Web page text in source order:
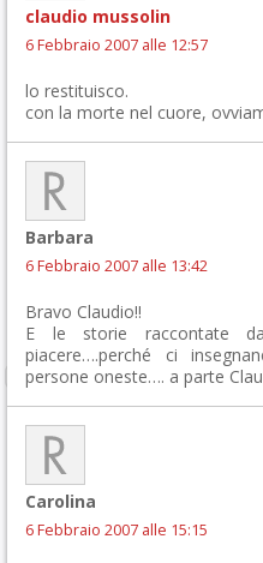
claudio mussolin
6 Febbraio 2007 alle 12:57
lo restituisco.
con la morte nel cuore,
Barbara
6 Febbraio 2007 alle 13:42
Bravo Claudio!!
E le storie raccontate
piacere….perché ci
persone oneste…. a parte
Carolina
6 Febbraio 2007 alle 15:15